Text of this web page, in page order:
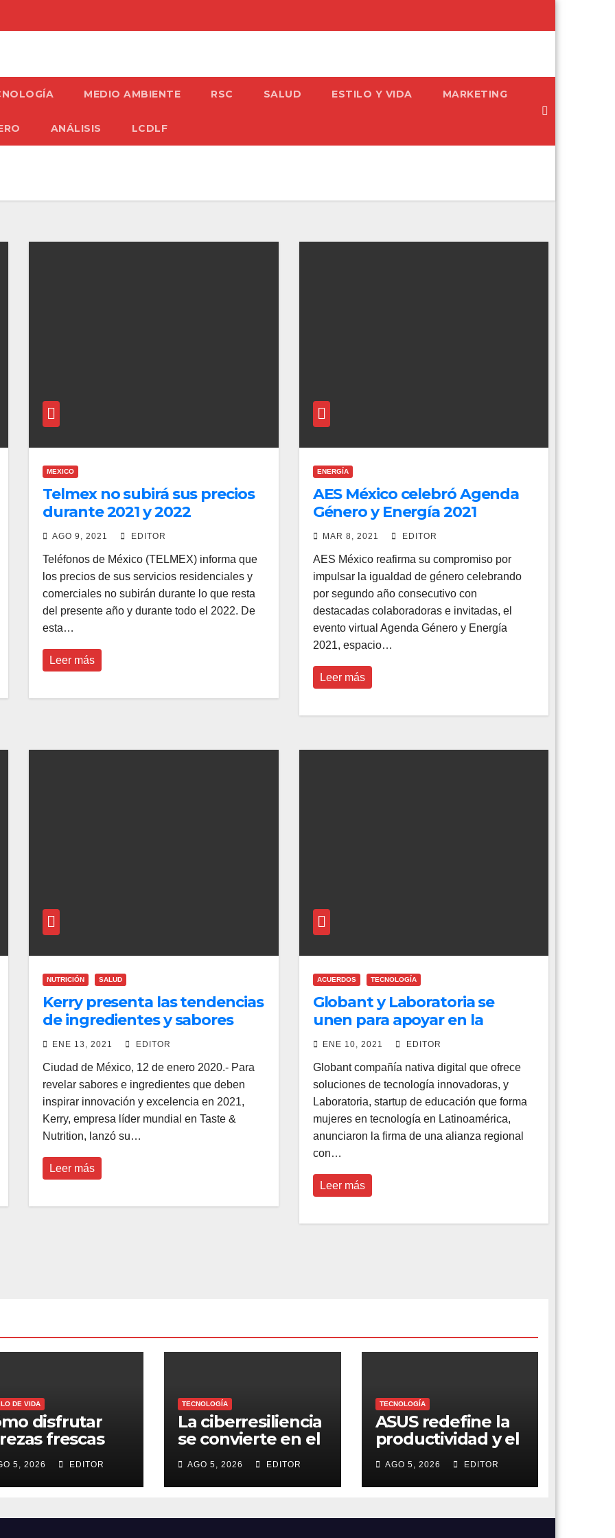
MEDIO AMBIENTE RSC SALUD ESTILO Y VIDA MARKETING
ANÁLISIS LCDLF
MEXICO
Telmex no subirá sus precios
durante 2021 y 2022
AGO 9, 2021 EDITOR
Teléfonos de México (TELMEX) informa que
los precios de sus servicios residenciales y
comerciales no subirán durante lo que resta
del presente año y durante todo el 2022. De
esta…
Leer más
ENERGÍA
AES México celebró Agenda
Género y Energía 2021
MAR 8, 2021 EDITOR
AES México reafirma su compromiso por
impulsar la igualdad de género celebrando
por segundo año consecutivo con
destacadas colaboradoras e invitadas, el
evento virtual Agenda Género y Energía
2021, espacio…
Leer más
NUTRICIÓN SALUD
Kerry presenta las tendencias
de ingredientes y sabores
para 2021
ENE 13, 2021 EDITOR
Ciudad de México, 12 de enero 2020.- Para
revelar sabores e ingredientes que deben
inspirar innovación y excelencia en 2021,
Kerry, empresa líder mundial en Taste &
Nutrition, lanzó su…
Leer más
ACUERDOS TECNOLOGÍA
Globant y Laboratoria se
unen para apoyar en la
formación tecnológica de
ENE 10, 2021 EDITOR
Globant compañía nativa digital que ofrece
soluciones de tecnología innovadoras, y
Laboratoria, startup de educación que forma
mujeres en tecnología en Latinoamérica,
anunciaron la firma de una alianza regional
con…
Leer más
DE VIDA
disfrutar
frescas
5, 2026 EDITOR
TECNOLOGÍA
La ciberresiliencia
se convierte en el
para proteger a
las organizaciones
ransomware
AGO 5, 2026 EDITOR
TECNOLOGÍA
ASUS redefine la
productividad y el
experiencia Duo
AGO 5, 2026 EDITOR